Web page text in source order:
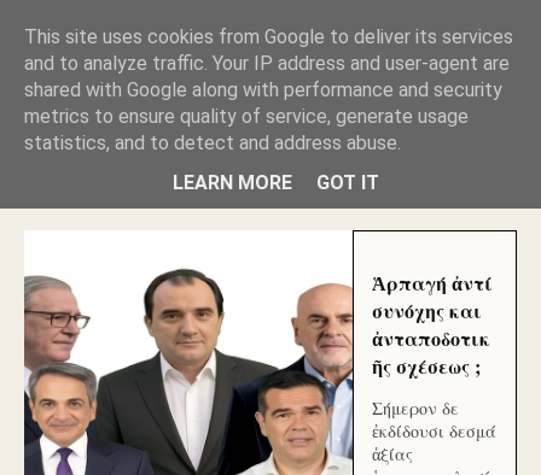
ΑΥΤΟΧΘΟΝΕΣ ΜΟΥ ΕΚΛΕΙΣΑΝ ΤΑ ΣΟΣΙΑΛ ΚΑΙ
ΦΙΜΩΣΑΝ ΤΟ SITE. ΟΙ ΧΙΛΙΑΔΕΣ ΜΙΚΡΟΕΠΕΝΔΥΤΕΣ
ΕΠΕΝΔΥΣΑΤΕ ΓΙΑ ΛΕΗΛΑΣΙΑ ΚΑΙ ΕΓΚΛΗΜΑ ?
ΓΛΥΦΑΔΑ WEB |ΟΙ ΜΕΓΑΛΟΙ ΚΛΕΠΤΑΙ ΑΠΟ ΤΟ
ΜΙΚΡΟΝ ΑΠΑΓΟΥΣΙ
Ἁρπαγή ἀντί
συνόχης και
ἀνταποδοτικ
ῆς σχέσεως ;
Σήμερον δε
ἐκδίδουσι δεσμά
ἀξίας
This site uses cookies from Google to deliver its services
and to analyze traffic. Your IP address and user-agent are
shared with Google along with performance and security
metrics to ensure quality of service, generate usage
statistics, and to detect and address abuse.
LEARN MORE
GOT IT